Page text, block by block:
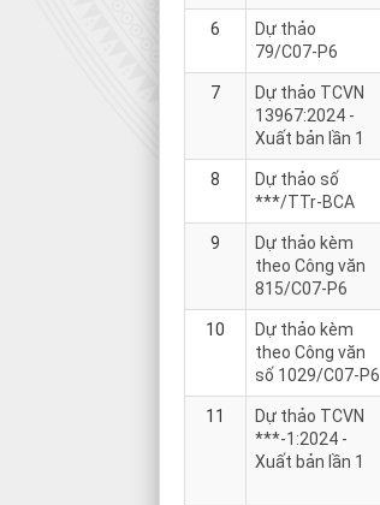
6
Dự thảo
79/C07-P6
7
Dự thảo TCVN
13967:2024 -
Xuất bản lần 1
8
Dự thảo số
***/TTr-BCA
9
Dự thảo kèm
theo Công văn
815/C07-P6
10
Dự thảo kèm
theo Công văn
số 1029/C07-P6
11
Dự thảo TCVN
***-1:2024 -
Xuất bản lần 1